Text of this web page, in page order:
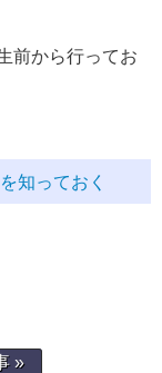
前から行ってお
知っておく
»